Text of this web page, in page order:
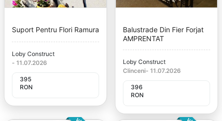
Suport Pentru Flori Ramura
Loby Construct
- 11.07.2026
395
RON
Balustrade Din Fier Forjat
AMPRENTAT
Loby Construct
Clinceni- 11.07.2026
396
RON